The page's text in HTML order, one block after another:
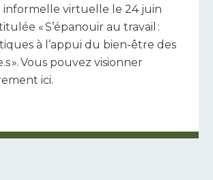
informelle virtuelle le 24 juin
« S’épanouir au travail :
à l’appui du bien-être des
». Vous pouvez visionner
ici.